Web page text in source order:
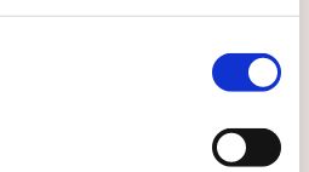
dem: ”Upptrappning